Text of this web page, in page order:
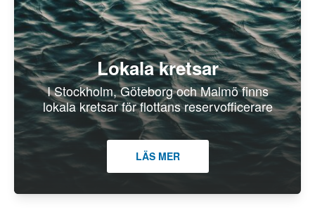
Lokala kretsar
I Stockholm, Göteborg och Malmö finns
lokala kretsar för flottans reservofficerare
LÄS MER